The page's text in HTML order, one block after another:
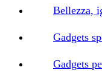
Bellezza,
Gadgets
Gadgets